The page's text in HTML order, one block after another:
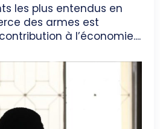
les plus entendus en
des armes est
à l’économie....